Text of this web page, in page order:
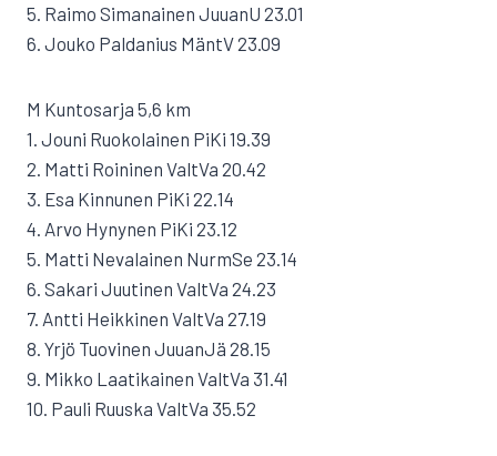
5. Raimo Simanainen JuuanU 23.01
6. Jouko Paldanius MäntV 23.09
M Kuntosarja 5,6 km
1. Jouni Ruokolainen PiKi 19.39
2. Matti Roininen ValtVa 20.42
3. Esa Kinnunen PiKi 22.14
4. Arvo Hynynen PiKi 23.12
5. Matti Nevalainen NurmSe 23.14
6. Sakari Juutinen ValtVa 24.23
7. Antti Heikkinen ValtVa 27.19
8. Yrjö Tuovinen JuuanJä 28.15
9. Mikko Laatikainen ValtVa 31.41
10. Pauli Ruuska ValtVa 35.52